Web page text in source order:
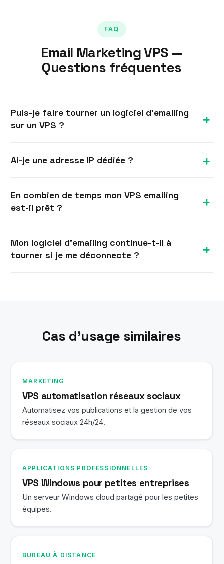
FAQ
Email Marketing VPS —
Questions fréquentes
Puis-je faire tourner un logiciel d'emailing
sur un VPS ?
Windows s'installent sur le VPS avec un accès
exigeons un usage avec consentement et
conforme aux lois anti-spam, selon notre politique
Ai-je une adresse IP dédiée ?
dédiée, indispensable pour l'envoi et les licences
de nombreux outils emailing.
En combien de temps mon VPS emailing
est-il prêt ?
provisionnés en environ 10 minutes. Vous recevez
votre IP et vos identifiants RDP par e-mail et
Mon logiciel d'emailing continue-t-il à
tourner si je me déconnecte ?
Cas d’usage similaires
MARKETING
VPS automatisation réseaux sociaux
Automatisez vos publications et la gestion de vos
réseaux sociaux 24h/24.
APPLICATIONS PROFESSIONNELLES
VPS Windows pour petites entreprises
Un serveur Windows cloud partagé pour les petites
équipes.
BUREAU À DISTANCE